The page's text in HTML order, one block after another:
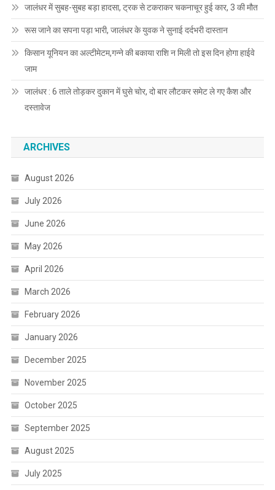
जालंधर में सुबह-सुबह बड़ा हादसा, ट्रक से टकराकर चकनाचूर हुई कार, 3 की मौत
रूस जाने का सपना पड़ा भारी, जालंधर के युवक ने सुनाई दर्दभरी दास्तान
किसान यूनियन का अल्टीमेटम,गन्ने की बकाया राशि न मिली तो इस दिन होगा हाईवे
जाम
जालंधर : 6 ताले तोड़कर दुकान में घुसे चोर, दो बार लौटकर समेट ले गए कैश और
दस्तावेज
ARCHIVES
August 2026
July 2026
June 2026
May 2026
April 2026
March 2026
February 2026
January 2026
December 2025
November 2025
October 2025
September 2025
August 2025
July 2025